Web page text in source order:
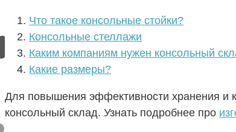
Что такое консольные стойки?
Консольные стеллажи
Каким компаниям нужен консольный
Какие размеры?
Для повышения эффективности хранения и
консольный склад. Узнать подробнее про